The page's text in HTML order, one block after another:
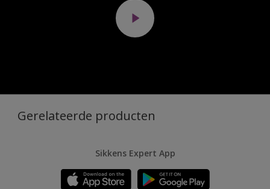
Gerelateerde producten
Sikkens Expert App